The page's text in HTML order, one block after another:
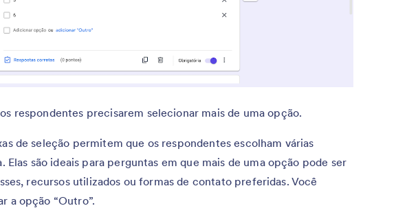
respondentes precisarem selecionar mais de uma opção.
de seleção permitem que os respondentes escolham várias
Elas são ideais para perguntas em que mais de uma opção pode ser
recursos utilizados ou formas de contato preferidas. Você
a opção “Outro”.